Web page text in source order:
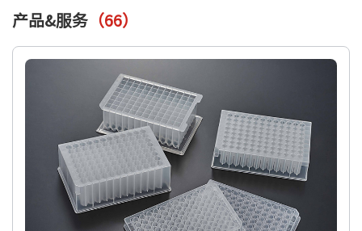
产品&服务 （66）